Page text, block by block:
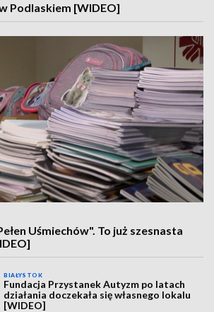
Podlaskiem [WIDEO]
Uśmiechów". To już szesnasta
BIAŁYSTOK
Fundacja Przystanek Autyzm po latach
działania doczekała się własnego lokalu
[WIDEO]